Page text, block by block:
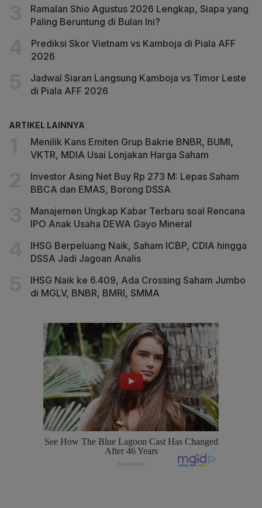
Ramalan Shio Agustus 2026 Lengkap, Siapa yang
Paling Beruntung di Bulan Ini?
Prediksi Skor Vietnam vs Kamboja di Piala AFF
2026
Jadwal Siaran Langsung Kamboja vs Timor Leste
di Piala AFF 2026
ARTIKEL LAINNYA
Menilik Kans Emiten Grup Bakrie BNBR, BUMI,
VKTR, MDIA Usai Lonjakan Harga Saham
Investor Asing Net Buy Rp 273 M: Lepas Saham
BBCA dan EMAS, Borong DSSA
Manajemen Ungkap Kabar Terbaru soal Rencana
IPO Anak Usaha DEWA Gayo Mineral
IHSG Berpeluang Naik, Saham ICBP, CDIA hingga
DSSA Jadi Jagoan Analis
IHSG Naik ke 6.409, Ada Crossing Saham Jumbo
di MGLV, BNBR, BMRI, SMMA